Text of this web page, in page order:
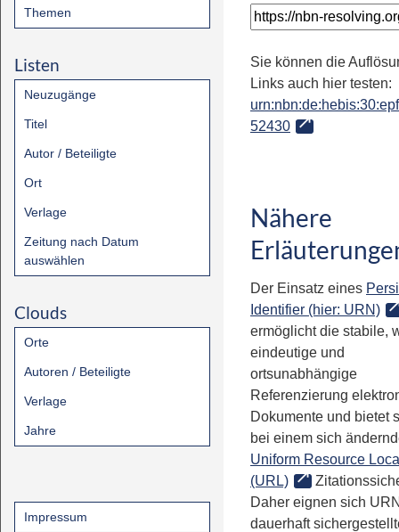
Themen
Listen
Neuzugänge
Titel
Autor / Beteiligte
Ort
Verlage
Zeitung nach Datum
auswählen
Clouds
Orte
Autoren / Beteiligte
Verlage
Jahre
Impressum
Sie können die
Links auch hier testen:
52430
Nähere
Der Einsatz eines
Identifier (hier: URN)
ermöglicht die stabile,
eindeutige und
ortsunabhängige
Referenzierung
Dokumente und bietet
bei einem sich
Uniform Resource
(URL)
Daher eignen sich
dauerhaft